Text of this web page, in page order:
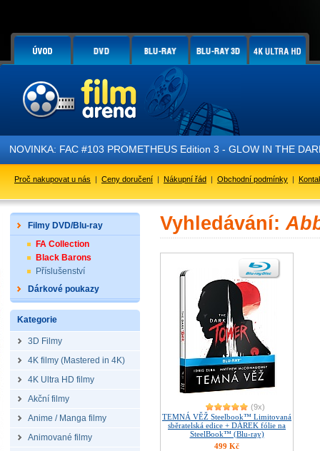
NOVINKA: FAC #103 PROMETHEUS Edition 3 - GLOW IN THE
Proč nakupovat u nás | Ceny doručení | Nákupní řád | Obchodní podmínky |
Filmy DVD/Blu-ray
FA Collection
Black Barons
Příslušenství
Dárkové poukazy
Kategorie
3D Filmy
4K filmy (Mastered in 4K)
4K Ultra HD filmy
Akční filmy
Anime / Manga filmy
Animované filmy
Vyhledávání:
(9x)
TEMNÁ VĚŽ Steelbook™ Limitovaná
sběratelská edice + DÁREK fólie na
SteelBook™ (Blu-ray)
499 Kč